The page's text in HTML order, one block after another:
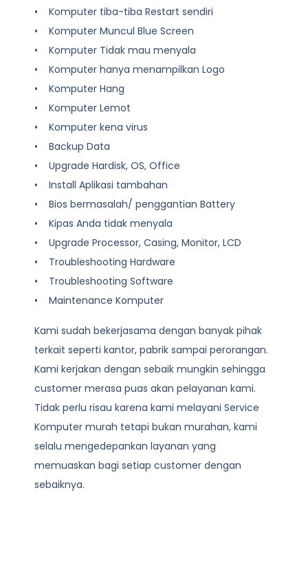
• Komputer tiba-tiba Restart sendiri
• Komputer Muncul Blue Screen
• Komputer Tidak mau menyala
• Komputer hanya menampilkan Logo
• Komputer Hang
• Komputer Lemot
• Komputer kena virus
• Backup Data
• Upgrade Hardisk, OS, Office
• Install Aplikasi tambahan
• Bios bermasalah/ penggantian Battery
• Kipas Anda tidak menyala
• Upgrade Processor, Casing, Monitor, LCD
• Troubleshooting Hardware
• Troubleshooting Software
• Maintenance Komputer
Kami sudah bekerjasama dengan banyak pihak
terkait seperti kantor, pabrik sampai perorangan.
Kami kerjakan dengan sebaik mungkin sehingga
customer merasa puas akan pelayanan kami.
Tidak perlu risau karena kami melayani Service
Komputer murah tetapi bukan murahan, kami
selalu mengedepankan layanan yang
memuaskan bagi setiap customer dengan
sebaiknya.